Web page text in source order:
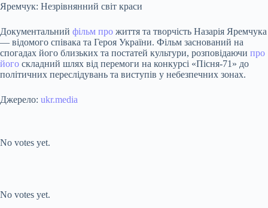
Яремчук: Незрівнянний світ краси
Документальний фільм про життя та творчість Назарія Яремчука
— відомого співака та Героя України. Фільм заснований на
спогадах його близьких та постатей культури, розповідаючи про
його складний шлях від перемоги на конкурсі «Пісня-71» до
політичних переслідувань та виступів у небезпечних зонах.
Джерело: ukr.media
No votes yet.
No votes yet.